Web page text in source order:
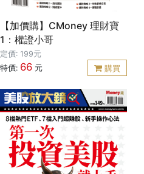
【加價購】CMoney 理財寶
1：權證小哥
定價: 199元
特價: 66 元 購買